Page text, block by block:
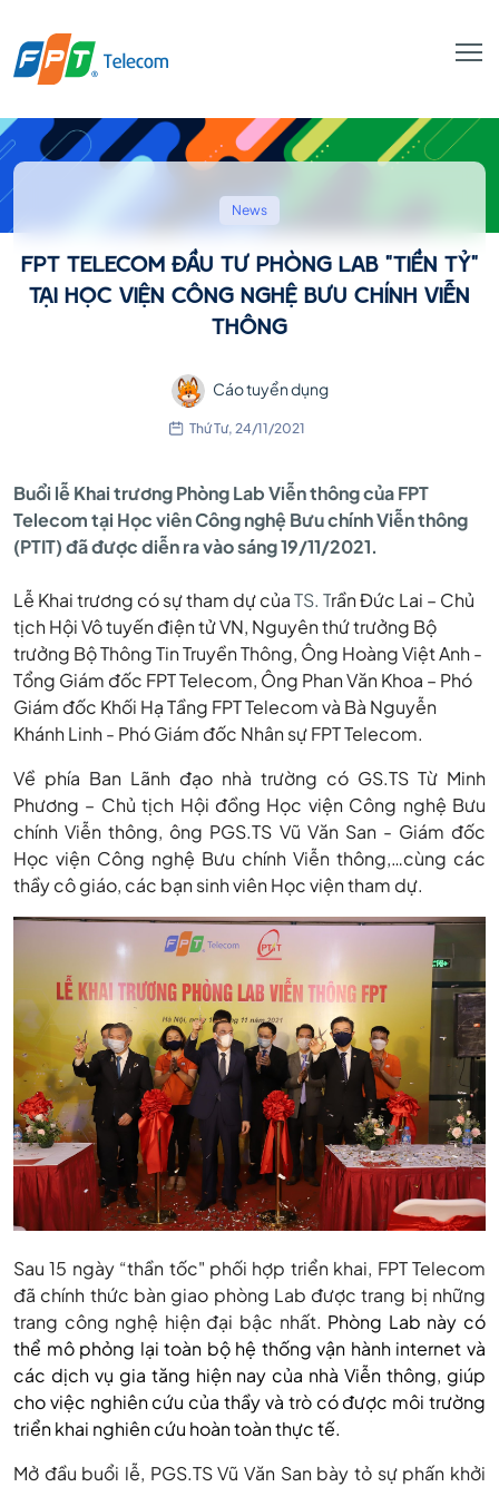
FPT
TELECOM
ĐẦU
PHÒNG
LAB
"TIỀN
TỶ"
TẠI
HỌC
VIỆN
CÔNG
NGHỆ
BƯU
CHÍNH
VIỄN
THÔNG
News
FPT TELECOM ĐẦU TƯ PHÒNG LAB "TIỀN TỶ"
TẠI HỌC VIỆN CÔNG NGHỆ BƯU CHÍNH VIỄN
THÔNG
Cáo tuyển dụng
Thứ Tư, 24/11/2021
Buổi lễ Khai trương Phòng Lab Viễn thông của FPT
Telecom tại Học viên Công nghệ Bưu chính Viễn thông
(PTIT) đã được diễn ra vào sáng 19/11/2021.
Lễ Khai trương có sự tham dự củaTS. Trần Đức Lai – Chủ
tịch Hội Vô tuyến điện tử VN, Nguyên thứ trưởng Bộ
trưởng Bộ Thông Tin Truyền Thông, Ông Hoàng Việt Anh -
Tổng Giám đốc FPT Telecom, Ông Phan Văn Khoa – Phó
Giám đốc Khối Hạ Tầng FPT Telecom và Bà Nguyễn
Khánh Linh - Phó Giám đốc Nhân sự FPT Telecom.
Về phía Ban Lãnh đạo nhà trường có GS.TS Từ Minh
Phương – Chủ tịch Hội đồng Học viện Công nghệ Bưu
chính Viễn thông, ông PGS.TS Vũ Văn San - Giám đốc
Học viện Công nghệ Bưu chính Viễn thông,…cùng các
thầy cô giáo, các bạn sinh viên Học viện tham dự.
Sau 15 ngày “thần tốc" phối hợp triển khai, FPT Telecom
đã chính thức bàn giao phòng Lab được trang bị những
trang công nghệ hiện đại bậc nhất. Phòng Lab này có
thể mô phỏng lại toàn bộ hệ thống vận hành internet và
các dịch vụ gia tăng hiện nay của nhà Viễn thông, giúp
cho việc nghiên cứu của thầy và trò có được môi trường
triển khai nghiên cứu hoàn toàn thực tế.
Mở đầu buổi lễ, PGS.TS Vũ Văn San bày tỏ sự phấn khởi